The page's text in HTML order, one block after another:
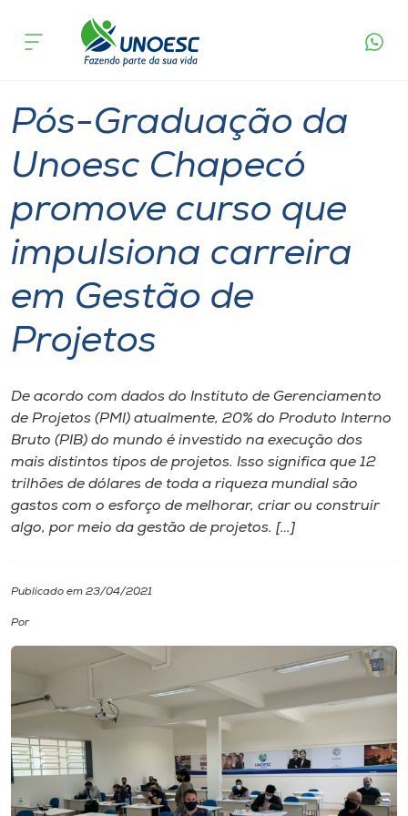
Cursos
Pesquisa
Atendimento ao Estudante
Portal de Ensino
Unoesc
Internacionalização
I.nova
Diplomados
Editora
Rádio
acontece
Projetos
Pós-Graduação da
Unoesc Chapecó
promove curso que
impulsiona carreira
em Gestão de
Projetos
De acordo com dados do Instituto de Gerenciamento
de Projetos (PMI) atualmente, 20% do Produto Interno
Bruto (PIB) do mundo é investido na execução dos
mais distintos tipos de projetos. Isso significa que 12
trilhões de dólares de toda a riqueza mundial são
gastos com o esforço de melhorar, criar ou construir
algo, por meio da gestão de projetos. […]
Publicado em 23/04/2021
Por